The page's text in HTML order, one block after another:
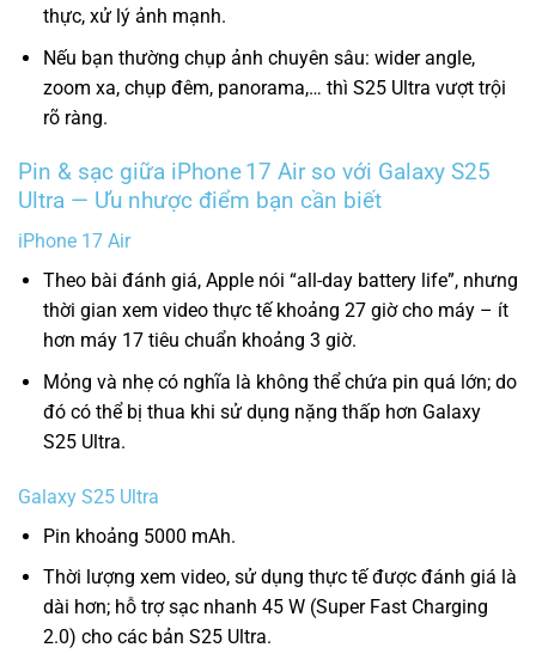
thực, xử lý ảnh mạnh.
Nếu bạn thường chụp ảnh chuyên sâu: wider angle,
zoom xa, chụp đêm, panorama,… thì S25 Ultra vượt trội
rõ ràng.
Pin & sạc giữa iPhone 17 Air so với Galaxy S25
Ultra — Ưu nhược điểm bạn cần biết
iPhone 17 Air
Theo bài đánh giá, Apple nói “all-day battery life”, nhưng
thời gian xem video thực tế khoảng 27 giờ cho máy – ít
hơn máy 17 tiêu chuẩn khoảng 3 giờ.
Mỏng và nhẹ có nghĩa là không thể chứa pin quá lớn; do
đó có thể bị thua khi sử dụng nặng thấp hơn Galaxy
S25 Ultra.
Galaxy S25 Ultra
Pin khoảng 5000 mAh.
Thời lượng xem video, sử dụng thực tế được đánh giá là
dài hơn; hỗ trợ sạc nhanh 45 W (Super Fast Charging
2.0) cho các bản S25 Ultra.